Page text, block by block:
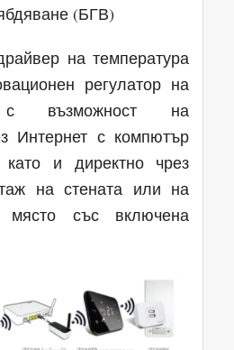
(БГВ)
на температура
регулатор на
с възможност на
Интернет с компютър
и директно чрез
на стената или на
място със включена